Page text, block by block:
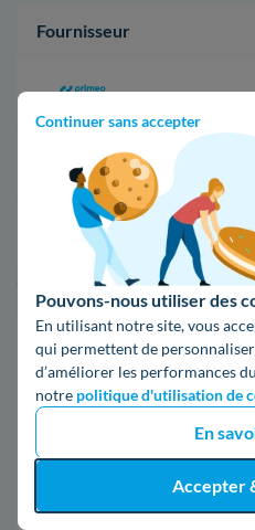
Continuer sans accepter
Pouvons-nous utiliser des
En utilisant notre site, vous
qui permettent de
d’améliorer les performances
notre politique d'utilisation de
En
Accepter
Fournisseur
*Prix TTC pour un forfait base
Infos /
(appel
09 78
Comparer